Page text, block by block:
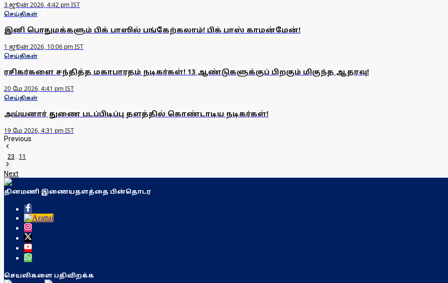
3 ஜூன் 2026, 4:42 pm IST
செய்திகள்
இனி பொதுமக்களும் பிக் பாஸில் பங்கேற்கலாம்! பிக் பாஸ் காமன்மேன்!
1 ஜூன் 2026, 10:06 pm IST
செய்திகள்
ரசிகர்களை சந்தித்த மகாபாரதம் நடிகர்கள்! 13 ஆண்டுகளுக்குப் பிறகும் மிகுந்த ஆதரவு!
20 மே 2026, 4:41 pm IST
செய்திகள்
அய்யனார் துணை படப்பிடிப்பு தளத்தில் கொண்டாடிய நடிகர்கள்!
19 மே 2026, 4:31 pm IST
Previous
23...11
Next
தினமணி இணையதளத்தை பின்தொடர
செயலிகளை பதிவிறக்க